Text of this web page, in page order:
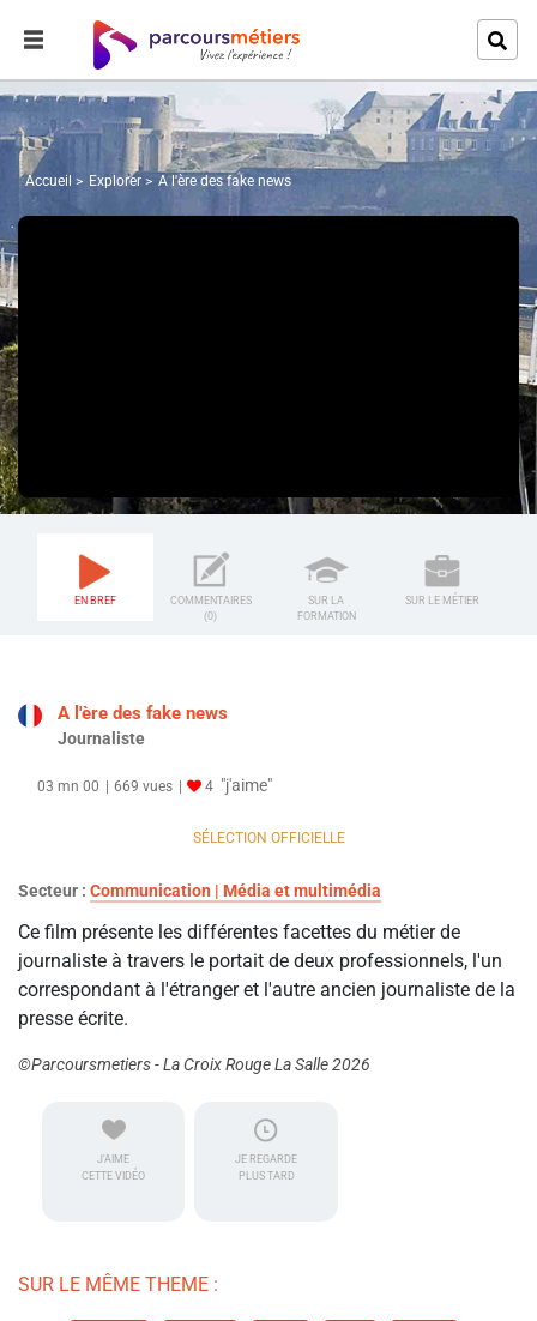
Accueil Explorer A l'ère des fake news
EN BREF
COMMENTAIRES
(0)
SUR LA
FORMATION
SUR LE MÉTIER
A l'ère des fake news
Journaliste
03 mn 00 669 vues 4 "j'aime"
SÉLECTION OFFICIELLE
Secteur : Communication | Média et multimédia
Ce film présente les différentes facettes du métier de
journaliste à travers le portait de deux professionnels, l'un
correspondant à l'étranger et l'autre ancien journaliste de la
presse écrite.
©Parcoursmetiers - La Croix Rouge La Salle 2026
J'AIME
CETTE VIDÉO
JE REGARDE
PLUS TARD
SUR LE MÊME THEME :